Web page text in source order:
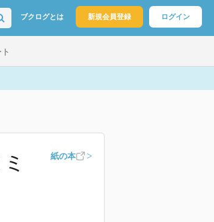
ブクログとは 新規会員登録 ログイン
紙の本